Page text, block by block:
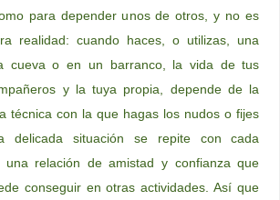
para depender unos de otros, y no es
realidad: cuando haces, o utilizas, una
cueva o en un barranco, la vida de tus
y la tuya propia, depende de la
técnica con la que hagas los nudos o fijes
delicada situación se repite con cada
una relación de amistad y confianza que
conseguir en otras actividades. Así que